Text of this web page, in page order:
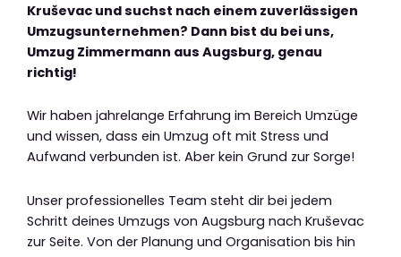
Kruševac und suchst nach einem zuverlässigen
Umzugsunternehmen? Dann bist du bei uns,
Umzug Zimmermann aus Augsburg, genau
richtig!
Wir haben jahrelange Erfahrung im Bereich Umzüge
und wissen, dass ein Umzug oft mit Stress und
Aufwand verbunden ist. Aber kein Grund zur Sorge!
Unser professionelles Team steht dir bei jedem
Schritt deines Umzugs von Augsburg nach Kruševac
zur Seite. Von der Planung und Organisation bis hin